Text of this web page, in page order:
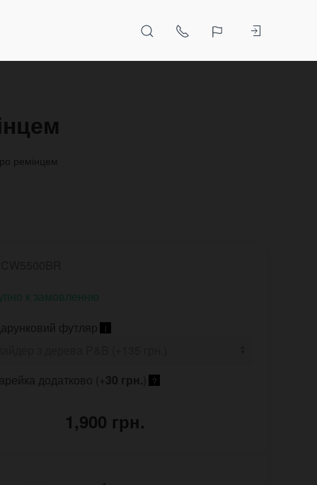
ремінцем
к замовленню
футляр
i
додатково (+30 грн.) ?
1,900 грн.